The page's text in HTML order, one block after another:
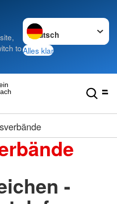
to
Sprache wechseln zu
Alles klar
-